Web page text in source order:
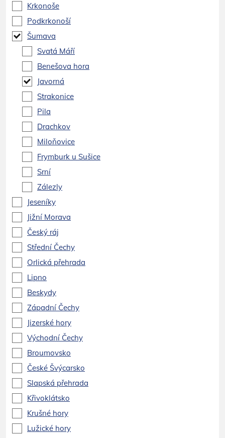
Krkonoše
Podkrkonoší
Šumava
Svatá Máří
Benešova hora
Javorná
Strakonice
Pila
Drachkov
Miloňovice
Frymburk u Sušice
Srní
Zálezly
Jeseníky
Jižní Morava
Český ráj
Střední Čechy
Orlická přehrada
Lipno
Beskydy
Západní Čechy
Jizerské hory
Východní Čechy
Broumovsko
České Švýcarsko
Slapská přehrada
Křivoklátsko
Krušné hory
Lužické hory